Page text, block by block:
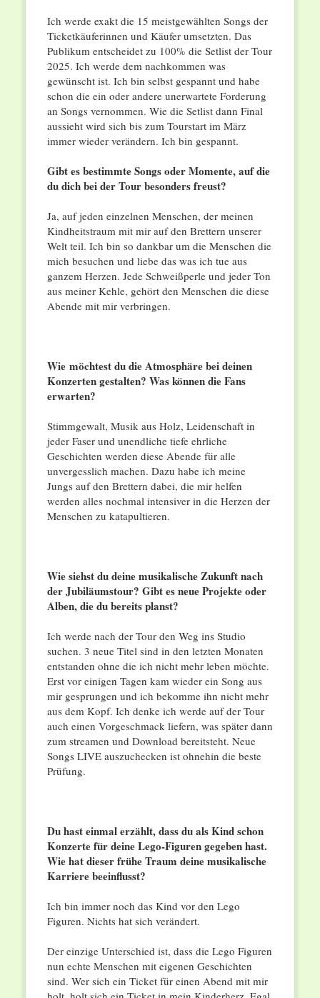
Ich werde exakt die 15 meistgewählten Songs der
Ticketkäuferinnen und Käufer umsetzten. Das
Publikum entscheidet zu 100% die Setlist der Tour
2025. Ich werde dem nachkommen was
gewünscht ist. Ich bin selbst gespannt und habe
schon die ein oder andere unerwartete Forderung
an Songs vernommen. Wie die Setlist dann Final
aussieht wird sich bis zum Tourstart im März
immer wieder verändern. Ich bin gespannt.
Gibt es bestimmte Songs oder Momente, auf die
du dich bei der Tour besonders freust?
Ja, auf jeden einzelnen Menschen, der meinen
Kindheitstraum mit mir auf den Brettern unserer
Welt teil. Ich bin so dankbar um die Menschen die
mich besuchen und liebe das was ich tue aus
ganzem Herzen. Jede Schweißperle und jeder Ton
aus meiner Kehle, gehört den Menschen die diese
Abende mit mir verbringen.
Wie möchtest du die Atmosphäre bei deinen
Konzerten gestalten? Was können die Fans
erwarten?
Stimmgewalt, Musik aus Holz, Leidenschaft in
jeder Faser und unendliche tiefe ehrliche
Geschichten werden diese Abende für alle
unvergesslich machen. Dazu habe ich meine
Jungs auf den Brettern dabei, die mir helfen
werden alles nochmal intensiver in die Herzen der
Menschen zu katapultieren.
Wie siehst du deine musikalische Zukunft nach
der Jubiläumstour? Gibt es neue Projekte oder
Alben, die du bereits planst?
Ich werde nach der Tour den Weg ins Studio
suchen. 3 neue Titel sind in den letzten Monaten
entstanden ohne die ich nicht mehr leben möchte.
Erst vor einigen Tagen kam wieder ein Song aus
mir gesprungen und ich bekomme ihn nicht mehr
aus dem Kopf. Ich denke ich werde auf der Tour
auch einen Vorgeschmack liefern, was später dann
zum streamen und Download bereitsteht. Neue
Songs LIVE auszuchecken ist ohnehin die beste
Prüfung.
Du hast einmal erzählt, dass du als Kind schon
Konzerte für deine Lego-Figuren gegeben hast.
Wie hat dieser frühe Traum deine musikalische
Karriere beeinflusst?
Ich bin immer noch das Kind vor den Lego
Figuren. Nichts hat sich verändert.
Der einzige Unterschied ist, dass die Lego Figuren
nun echte Menschen mit eigenen Geschichten
sind. Wer sich ein Ticket für einen Abend mit mir